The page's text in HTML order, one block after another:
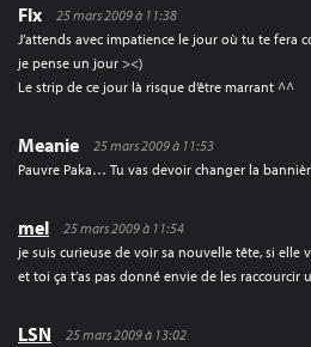
Flx
25 mars 2009 à 11:38
J’attends avec impatience le jour où tu te fera
je pense un jour ><)
Le strip de ce jour là risque d’être marrant ^^
Meanie
25 mars 2009 à 11:53
Pauvre Paka… Tu vas devoir changer la
mel
25 mars 2009 à 11:54
je suis curieuse de voir sa nouvelle tête, si elle
et toi ça t’as pas donné envie de les raccourcir
LSN
25 mars 2009 à 13:02